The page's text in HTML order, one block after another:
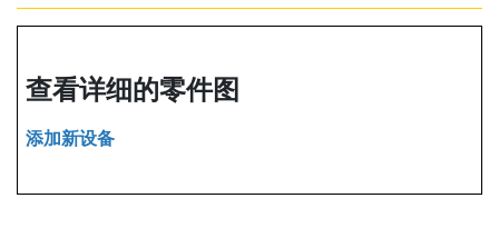
查看详细的零件图
添加新设备